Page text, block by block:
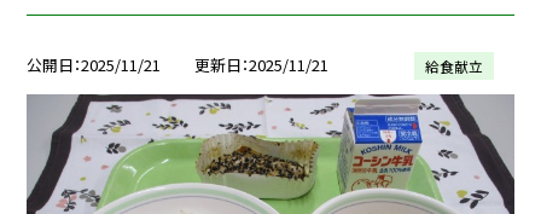
公開日 2025/11/21 更新日 2025/11/21 給食献立